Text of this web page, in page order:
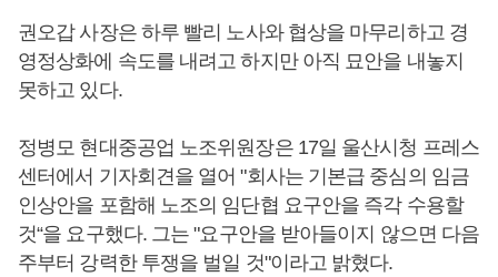
권오갑 사장은 하루 빨리 노사와 협상을 마무리하고 경
영정상화에 속도를 내려고 하지만 아직 묘안을 내놓지
못하고 있다.
정병모 현대중공업 노조위원장은 17일 울산시청 프레스
센터에서 기자회견을 열어 "회사는 기본급 중심의 임금
인상안을 포함해 노조의 임단협 요구안을 즉각 수용할
것“을 요구했다. 그는 "요구안을 받아들이지 않으면 다음
주부터 강력한 투쟁을 벌일 것"이라고 밝혔다.